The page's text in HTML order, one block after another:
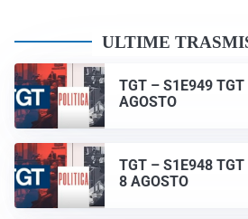
ULTIME
TGT – S1E949
AGOSTO
TGT – S1E948 TGT
8 AGOSTO